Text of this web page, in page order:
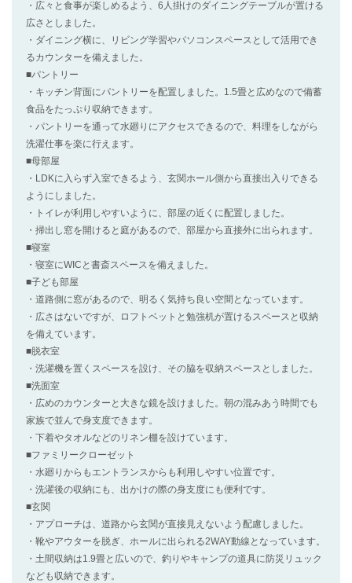
・広々と食事が楽しめるよう、6人掛けのダイニングテーブルが置ける
広さとしました。
・ダイニング横に、リビング学習やパソコンスペースとして活用でき
るカウンターを備えました。
■パントリー
・キッチン背面にパントリーを配置しました。1.5畳と広めなので備蓄
食品をたっぷり収納できます。
・パントリーを通って水廻りにアクセスできるので、料理をしながら
洗濯仕事を楽に行えます。
■母部屋
・LDKに入らず入室できるよう、玄関ホール側から直接出入りできる
ようにしました。
・トイレが利用しやすいように、部屋の近くに配置しました。
・掃出し窓を開けると庭があるので、部屋から直接外に出られます。
■寝室
・寝室にWICと書斎スペースを備えました。
■子ども部屋
・道路側に窓があるので、明るく気持ち良い空間となっています。
・広さはないですが、ロフトベットと勉強机が置けるスペースと収納
を備えています。
■脱衣室
・洗濯機を置くスペースを設け、その脇を収納スペースとしました。
■洗面室
・広めのカウンターと大きな鏡を設けました。朝の混みあう時間でも
家族で並んで身支度できます。
・下着やタオルなどのリネン棚を設けています。
■ファミリークローゼット
・水廻りからもエントランスからも利用しやすい位置です。
・洗濯後の収納にも、出かけの際の身支度にも便利です。
■玄関
・アプローチは、道路から玄関が直接見えないよう配慮しました。
・靴やアウターを脱ぎ、ホールに出られる2WAY動線となっています。
・土間収納は1.9畳と広いので、釣りやキャンプの道具に防災リュック
なども収納できます。